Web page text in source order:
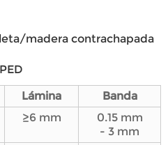
madera contrachapada
Lámina
Banda
≥6 mm
0.15 mm
- 3 mm